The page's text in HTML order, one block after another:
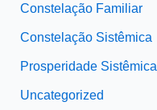
Constelação Familiar
Constelação Sistêmica
Prosperidade Sistêmica
Uncategorized